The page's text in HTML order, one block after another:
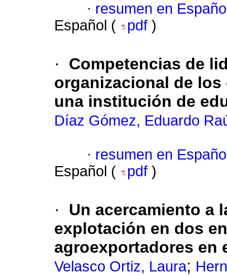
· resumen en
Español (
pdf )
·
Competencias de
organizacional de
una institución de
Díaz Gómez, Eduardo
· resumen en
Español (
pdf )
·
Un acercamiento a
explotación en dos
agroexportadores en
Velasco Ortiz, Laura;